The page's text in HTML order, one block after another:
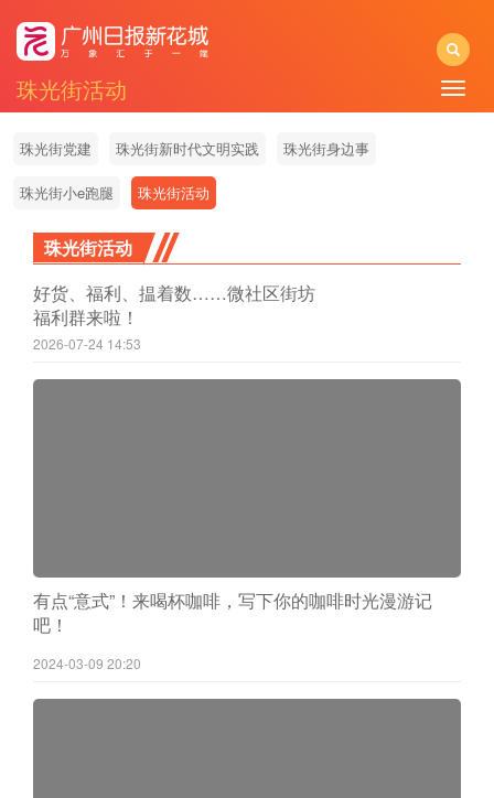
珠光街活动
Toggle
珠光街党建 珠光街新时代文明实践 珠光街身边事
珠光街小e跑腿 珠光街活动
珠光街活动
好货、福利、揾着数……微社区街坊
福利群来啦！
2026-07-24 14:53
有点“意式”！来喝杯咖啡，写下你的咖啡时光漫游记
吧！
2024-03-09 20:20